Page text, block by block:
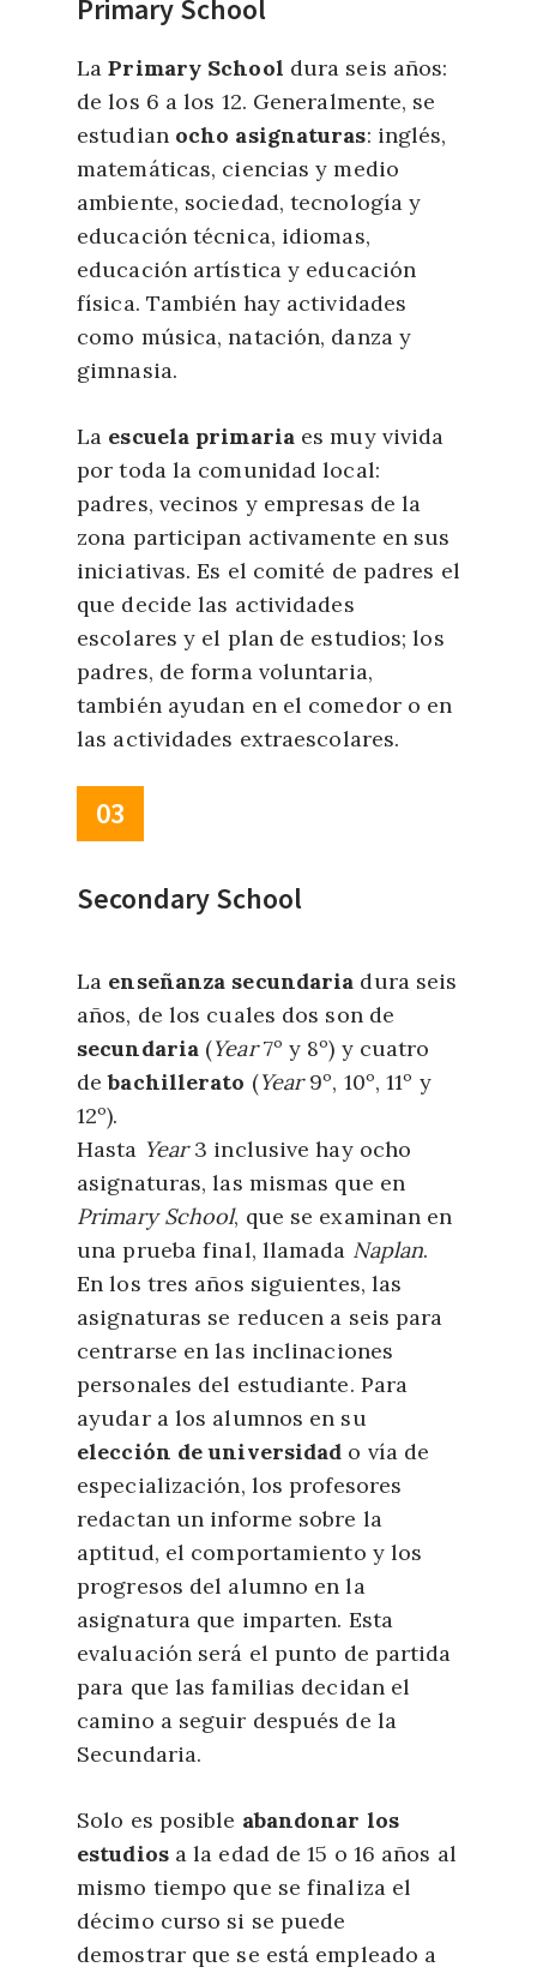
Primary School
LaPrimary School dura seis años:
de los 6 a los 12. Generalmente, se
estudian ocho asignaturas: inglés,
matemáticas, ciencias y medio
ambiente, sociedad, tecnología y
educación técnica, idiomas,
educación artística y educación
física. También hay actividades
como música, natación, danza y
gimnasia.
La escuela primariaes muy vivida
por toda la comunidad local:
padres, vecinos y empresas de la
zona participan activamente en sus
iniciativas. Es el comité de padres el
que decide las actividades
escolares y el plan de estudios; los
padres, de forma voluntaria,
también ayudan en el comedor o en
las actividades extraescolares.
03
Secondary School
La enseñanza secundaria dura seis
años, de los cuales dos son de
secundaria (Year7º y 8º) y cuatro
debachillerato (Year9º, 10º, 11º y
12º).
Hasta Year3 inclusive hay ocho
asignaturas, las mismas que en
Primary School, que se examinan en
una prueba final, llamada Naplan.
En los tres años siguientes, las
asignaturas se reducen a seis para
centrarse en las inclinaciones
personales del estudiante. Para
ayudar a los alumnos en su
elección de universidad o vía de
especialización, los profesores
redactan un informe sobre la
aptitud, el comportamiento y los
progresos del alumno en la
asignatura que imparten. Esta
evaluación será el punto de partida
para que las familias decidan el
camino a seguir después de la
Secundaria.
Solo es posible abandonar los
estudiosa la edad de 15 o 16 años al
mismo tiempo que se finaliza el
décimo curso si se puede
demostrar que se está empleado a